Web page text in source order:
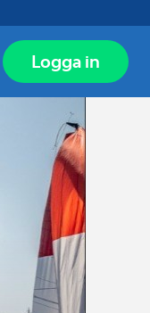
Logga in